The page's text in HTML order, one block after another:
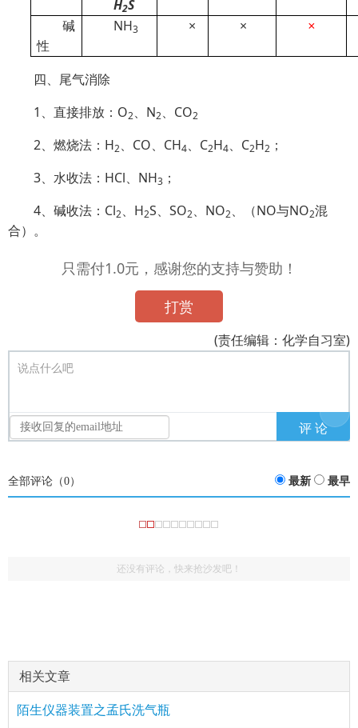
H2S
碱
性
NH3 × × ×
四、尾气消除
1、直接排放：O2、N2、CO2
2、燃烧法：H2、CO、CH4、C2H4、C2H2 ；
3、水收法：HCl、NH3 ；
4、碱收法：Cl2、H2S、SO2、NO2、（NO与NO2混
合）。
只需付1.0元，感谢您的支持与赞助！
打赏
(责任编辑：化学自习室)
说点什么吧
全部评论（0） 最新 最早
还没有评论，快来抢沙发吧！
相关文章
陌生仪器装置之孟氏洗气瓶